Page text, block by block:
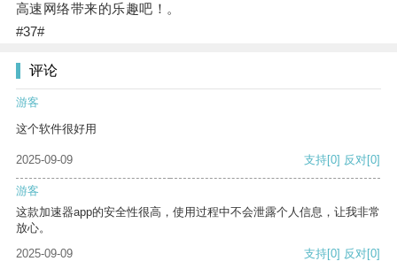
高速网络带来的乐趣吧！。
#37#
评论
游客
这个软件很好用
2025-09-09 支持[0] 反对[0]
游客
这款加速器app的安全性很高，使用过程中不会泄露个人信息，让我非常
放心。
2025-09-09
支持[0] 反对[0]